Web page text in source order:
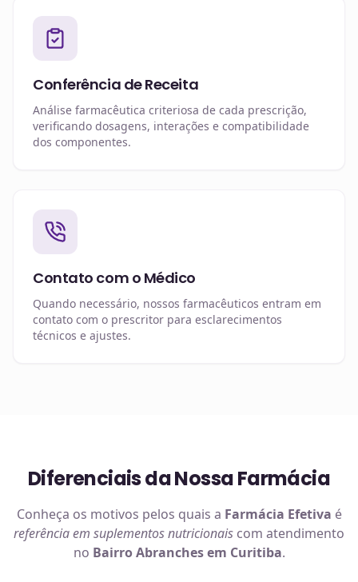
Conferência de Receita
Análise farmacêutica criteriosa de cada prescrição,
verificando dosagens, interações e compatibilidade
dos componentes.
Contato com o Médico
Quando necessário, nossos farmacêuticos entram em
contato com o prescritor para esclarecimentos
técnicos e ajustes.
Diferenciais da Nossa Farmácia
Conheça os motivos pelos quais a Farmácia Efetiva é
referência em suplementos nutricionais com atendimento
no Bairro Abranches em Curitiba.